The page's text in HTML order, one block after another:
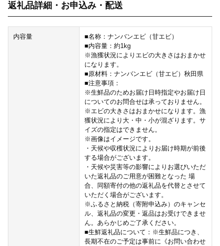
返礼品詳細・お申込み・配送
内容量
■名称：ナンバンエビ（甘エビ）
■内容量：約1kg
※漁獲状況によりエビの大きさはおまかせ
になります。
■原材料：ナンバンエビ（甘エビ）秋田県
■注意事項：
※生鮮品のためお届け日時指定やお届け日
についてのお問合せは承っておりません。
※エビの大きさはおまかせになります。漁
獲状況により大・中・小が混ざります。サ
イズの指定はできません。
※画像はイメージです。
・天候や収穫状況によりお届け時期が前後
する場合がございます。
・天候や災害等の影響によりお選びいただ
いた返礼品のご用意が困難となった 場
合、同額寄付の他の返礼品を代替とさせて
いただく場合がございます。
※ふるさと納税（寄附申込み）のキャンセ
ル、返礼品の変更・返品はお受けできませ
ん。あらかじめご了承ください。
■生鮮返礼品について：※生鮮品につき、
長期不在のご予定は事前に《お問い合わせ